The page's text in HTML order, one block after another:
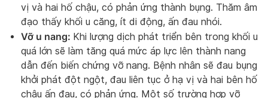
vị và hai hố chậu, có phản ứng thành bụng. Thăm âm
đạo thấy khối u căng, ít di động, ấn đau nhói.
Vỡ u nang: Khi lượng dịch phát triển bên trong khối u
quá lớn sẽ làm tăng quá mức áp lực lên thành nang
dẫn đến biến chứng vỡ nang. Bệnh nhân sẽ đau bụng
khởi phát đột ngột, đau liên tục ở hạ vị và hai bên hố
chậu ấn đau, có phản ứng. Một số trường hợp vỡ